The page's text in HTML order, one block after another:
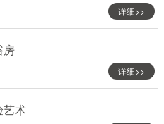
详细>>
房
详细>>
艺术